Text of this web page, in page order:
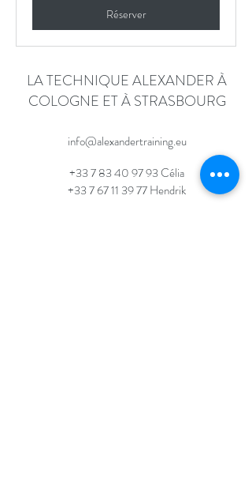
Réserver
LA TECHNIQUE ALEXANDER À
COLOGNE ET À STRASBOURG
info@alexandertraining.eu
+33 7 83 40 97 93Célia
+33 7 67 11 39 77 Hendrik